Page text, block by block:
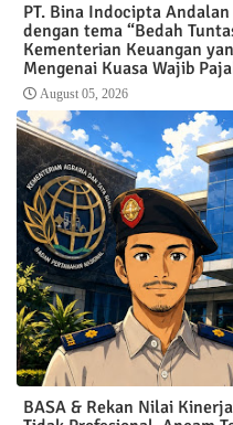
PT. Bina Indocipta
dengan tema “Bedah
Kementerian Keuangan
Mengenai Kuasa Wajib
August 05, 2026
BASA & Rekan Nilai